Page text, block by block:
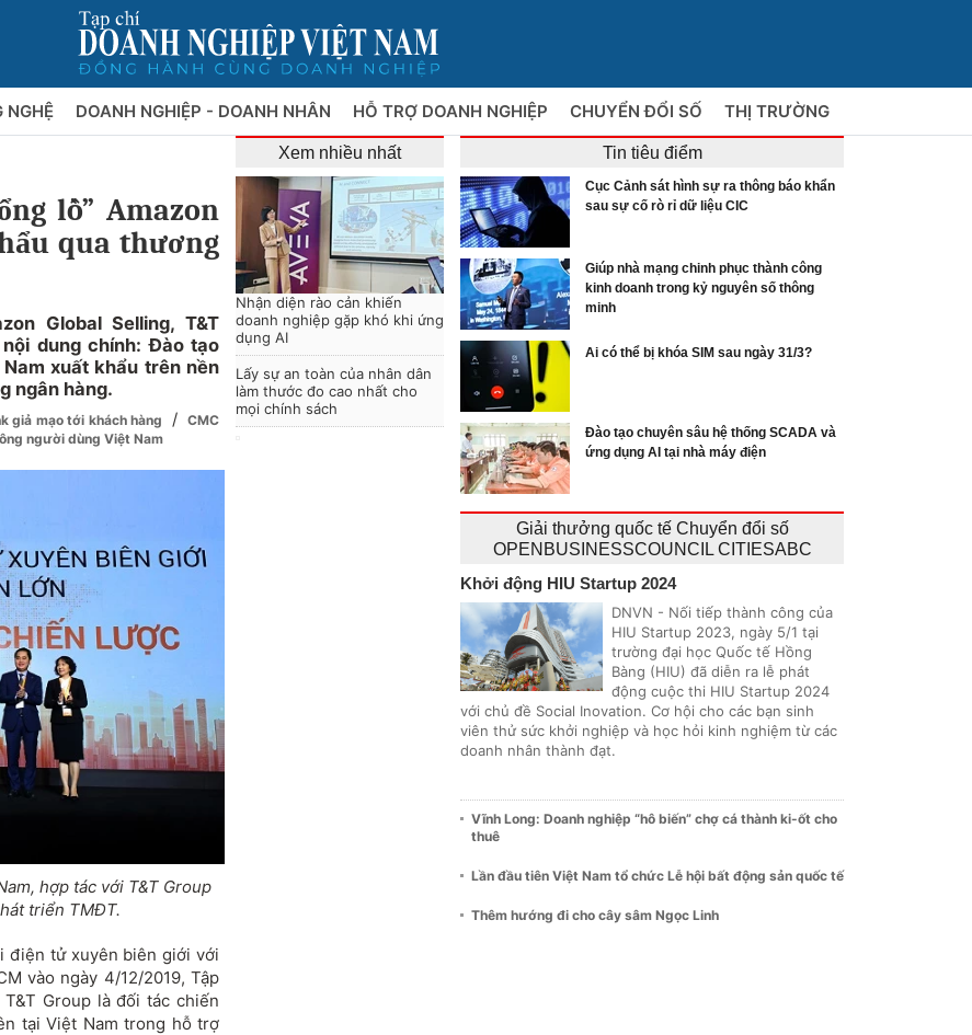
NGHỆ DOANH NGHIỆP - DOANH NHÂN HỖ TRỢ DOANH NGHIỆP CHUYỂN ĐỔI SỐ THỊ TRƯỜNG
lồ” Amazon
qua thương
Global Selling, T&T
dung chính: Đào tạo
xuất khẩu trên nền
ngân hàng.
giả mạo tới khách hàng /
CMC
người dùng Việt Nam
hợp tác với T&T Group
triển TMĐT.
điện tử xuyên biên giới với
vào ngày 4/12/2019, Tập
Group là đối tác chiến
tại Việt Nam trong hỗ trợ
Xem nhiều nhất
Nhận diện rào cản khiến
doanh nghiệp gặp khó khi ứng
dụng AI
Lấy sự an toàn của nhân dân
làm thước đo cao nhất cho
mọi chính sách
Tin tiêu điểm
Cục Cảnh sát hình sự ra thông báo khẩn
sau sự cố rò rỉ dữ liệu CIC
Giúp nhà mạng chinh phục thành công
kinh doanh trong kỷ nguyên số thông
minh
Ai có thể bị khóa SIM sau ngày 31/3?
Đào tạo chuyên sâu hệ thống SCADA và
ứng dụng AI tại nhà máy điện
Giải thưởng quốc tế Chuyển đổi số
OPENBUSINESSCOUNCIL CITIESABC
Khởi động HIU Startup 2024
DNVN - Nối tiếp thành công của
HIU Startup 2023, ngày 5/1 tại
trường đại học Quốc tế Hồng
Bàng (HIU) đã diễn ra lễ phát
động cuộc thi HIU Startup 2024
với chủ đề Social Inovation. Cơ hội cho các bạn sinh
viên thử sức khởi nghiệp và học hỏi kinh nghiệm từ các
doanh nhân thành đạt.
Vĩnh Long: Doanh nghiệp “hô biến” chợ cá thành ki-ốt cho
thuê
Lần đầu tiên Việt Nam tổ chức Lễ hội bất động sản quốc tế
Thêm hướng đi cho cây sâm Ngọc Linh